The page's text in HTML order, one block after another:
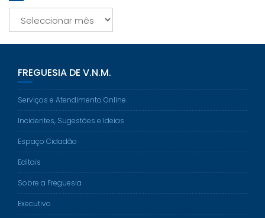
FREGUESIA DE V.N.M.
Serviços e Atendimento Online
Incidentes, Sugestões e Ideias
Espaço Cidadão
Editais
Sobre a Freguesia
Executivo